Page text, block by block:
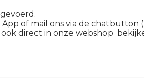
of mail ons via de chatbutton
direct in onze webshop